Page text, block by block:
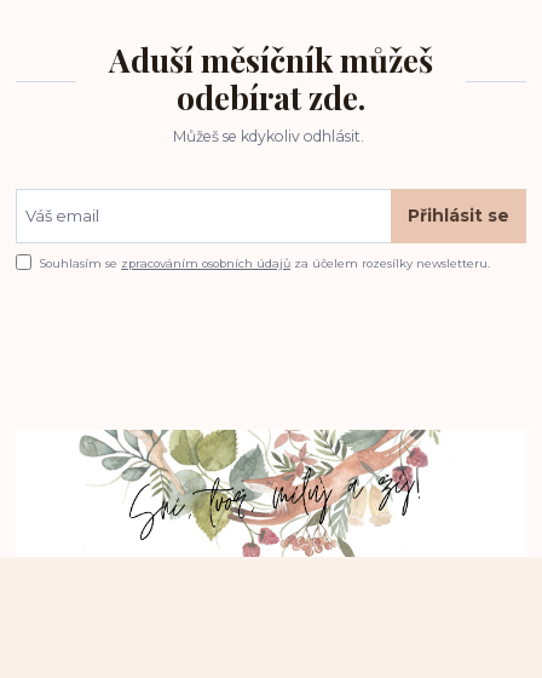
Aduší měsíčník můžeš
odebírat zde.
Můžeš se kdykoliv odhlásit.
Přihlásit se
Souhlasím se zpracováním osobních údajů za účelem rozesílky newsletteru.